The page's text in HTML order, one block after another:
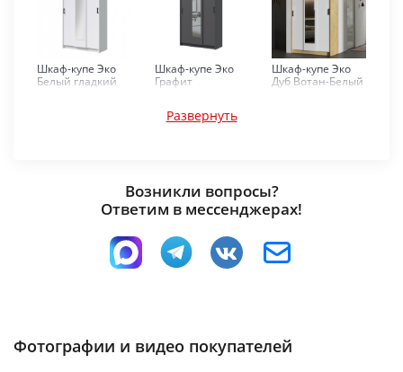
Шкаф-купе Эко
Белый гладкий
Шкаф-купе Эко
Графит
Шкаф-купе Эко
Дуб Вотан-Белый
Венге-Лоредо
Ясень шимо
Развернуть
Возникли вопросы?
Ответим в мессенджерах!
Фотографии и видео покупателей